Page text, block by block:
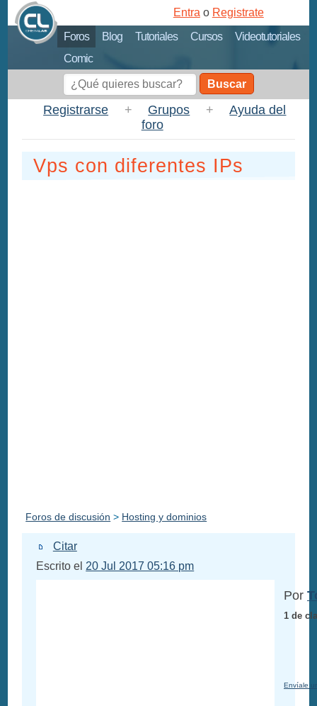
Foros Blog Tutoriales Cursos
Videotutoriales
Comic
Entra o Registrate
Buscar
Registrarse + Grupos +
Ayuda del
foro
Vps con diferentes IPs
Foros de discusión > Hosting y dominios
Citar
Escrito el 20 Jul 2017 05:16 pm
Por
1 de
Envíale